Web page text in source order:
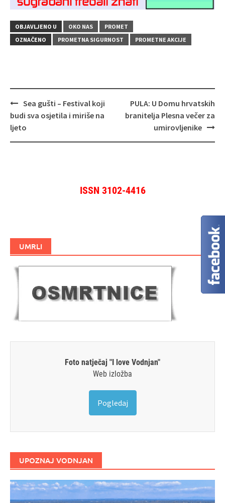
OBJAVLJENO U OKO NAS
PROMET
OZNAČENO
PROMETNA SIGURNOST PROMETNE AKCIJE
Navigacija
objava
Sea gušti – Festival koji
budi sva osjetila i miriše na
ljeto
PULA: U Domu hrvatskih
branitelja Plesna večer za
umirovljenike
ISSN 3102-4416
UMRLI
Foto natječaj "I love Vodnjan"
Web izložba
Pogledaj
UPOZNAJ VODNJAN